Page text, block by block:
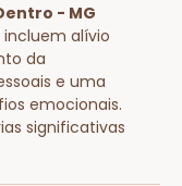
- MG
incluem alívio
da
e uma
emocionais.
significativas